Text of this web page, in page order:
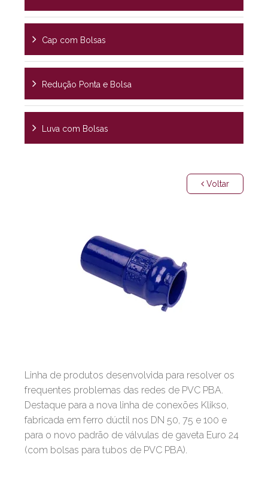
Cap com Bolsas
Redução Ponta e Bolsa
Luva com Bolsas
Voltar
Linha de produtos desenvolvida para resolver os
frequentes problemas das redes de PVC PBA.
Destaque para a nova linha de conexões Klikso,
fabricada em ferro dúctil nos DN 50, 75 e 100 e
para o novo padrão de válvulas de gaveta Euro 24
(com bolsas para tubos de PVC PBA).